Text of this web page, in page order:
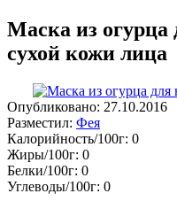
Маска из огурца
сухой кожи лица
Опубликовано: 27.10.2016
Разместил: Фея
Калорийность/100г: 0
Жиры/100г: 0
Белки/100г: 0
Углеводы/100г: 0